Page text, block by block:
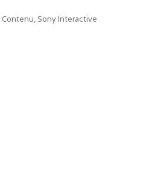
Sony Interactive